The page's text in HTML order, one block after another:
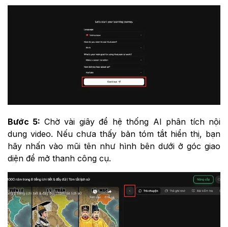
Bước 5: Chờ vài giây để hệ thống AI phân tích nội
dung video. Nếu chưa thấy bản tóm tắt hiển thị, bạn
hãy nhấn vào mũi tên như hình bên dưới ở góc giao
diện để mở thanh công cụ.